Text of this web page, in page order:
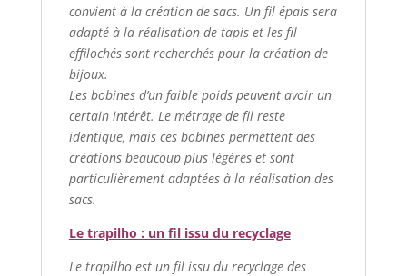
convient à la création de sacs. Un fil épais sera
adapté à la réalisation de tapis et les fil
effilochés sont recherchés pour la création de
bijoux.
Les bobines d’un faible poids peuvent avoir un
certain intérêt. Le métrage de fil reste
identique, mais ces bobines permettent des
créations beaucoup plus légères et sont
particulièrement adaptées à la réalisation des
sacs.
Le trapilho : un fil issu du recyclage
Le trapilho est un fil issu du recyclage des